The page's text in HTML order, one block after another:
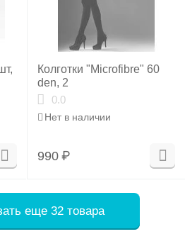
Колготки "Microfibre" 60
den, 2
0.0
Нет в наличии
990 ₽
еще 32 товара